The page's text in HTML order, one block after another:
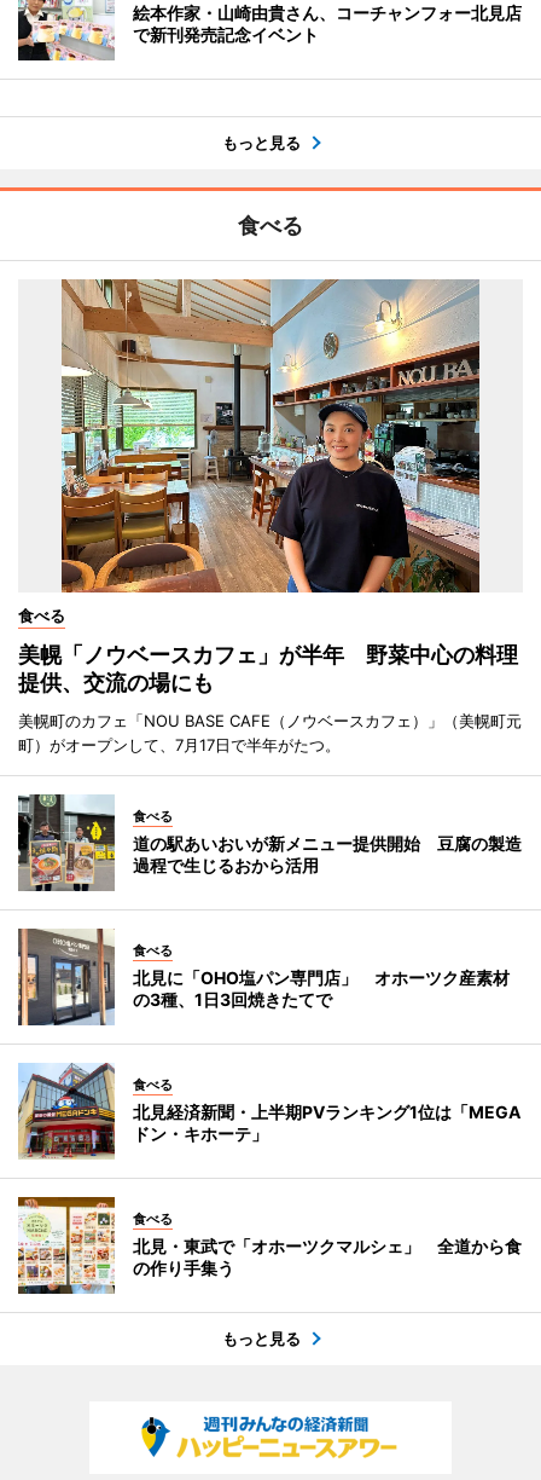
絵本作家・山崎由貴さん、コーチャンフォー北見店
で新刊発売記念イベント
もっと見る
食べる
食べる
美幌「ノウベースカフェ」が半年 野菜中心の料理
提供、交流の場にも
美幌町のカフェ「NOU BASE CAFE（ノウベースカフェ）」（美幌町元
町）がオープンして、7月17日で半年がたつ。
食べる
道の駅あいおいが新メニュー提供開始 豆腐の製造
過程で生じるおから活用
食べる
北見に「OHO塩パン専門店」 オホーツク産素材
の3種、1日3回焼きたてで
食べる
北見経済新聞・上半期PVランキング1位は「MEGA
ドン・キホーテ」
食べる
北見・東武で「オホーツクマルシェ」 全道から食
の作り手集う
もっと見る